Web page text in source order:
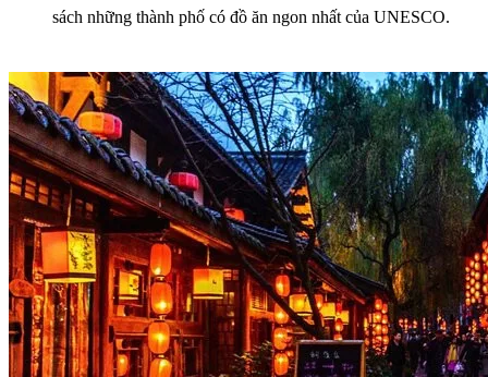
sách những thành phố có đồ ăn ngon nhất của UNESCO.